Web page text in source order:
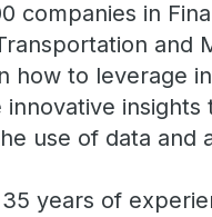
companies in
and
how to leverage
innovative
use of data and
years of